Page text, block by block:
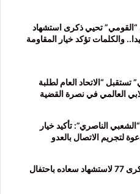
تحيي ذكرى استشهاد
والكلمات تؤكد خيار المقاومة
“الاتحاد العام لطلبة
العالمي في نصرة القضية
الناصري”: تأكيد خيار
لتجريم الاتصال بالعدو
منفذية عكار في القومي تحيي الذكرى 77 لاستشهاد سعاده باحتفال